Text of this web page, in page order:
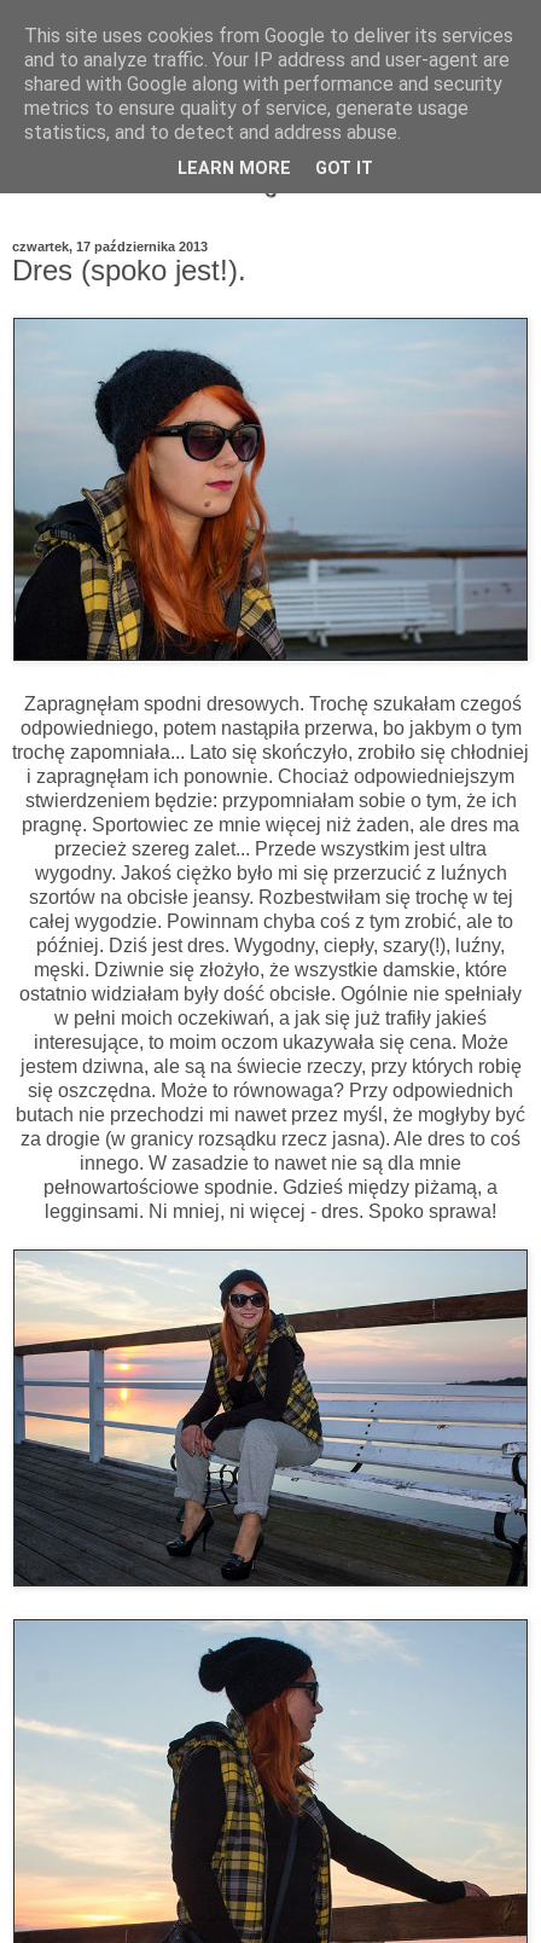
czwartek, 17 października 2013
Dres (spoko jest!).
Zapragnęłam spodni dresowych. Trochę szukałam czegoś
odpowiedniego, potem nastąpiła przerwa, bo jakbym o tym
trochę zapomniała... Lato się skończyło, zrobiło się chłodniej
i zapragnęłam ich ponownie. Chociaż odpowiedniejszym
stwierdzeniem będzie: przypomniałam sobie o tym, że ich
pragnę. Sportowiec ze mnie więcej niż żaden, ale dres ma
przecież szereg zalet... Przede wszystkim jest ultra
wygodny. Jakoś ciężko było mi się przerzucić z luźnych
szortów na obcisłe jeansy. Rozbestwiłam się trochę w tej
całej wygodzie. Powinnam chyba coś z tym zrobić, ale to
później. Dziś jest dres. Wygodny, ciepły, szary(!), luźny,
męski. Dziwnie się złożyło, że wszystkie damskie, które
ostatnio widziałam były dość obcisłe. Ogólnie nie spełniały
w pełni moich oczekiwań, a jak się już trafiły jakieś
interesujące, to moim oczom ukazywała się cena. Może
jestem dziwna, ale są na świecie rzeczy, przy których robię
się oszczędna. Może to równowaga? Przy odpowiednich
butach nie przechodzi mi nawet przez myśl, że mogłyby być
za drogie (w granicy rozsądku rzecz jasna). Ale dres to coś
innego. W zasadzie to nawet nie są dla mnie
pełnowartościowe spodnie. Gdzieś między piżamą, a
legginsami. Ni mniej, ni więcej - dres. Spoko sprawa!
This site uses cookies from Google to deliver its services
and to analyze traffic. Your IP address and user-agent are
shared with Google along with performance and security
metrics to ensure quality of service, generate usage
statistics, and to detect and address abuse.
LEARN MORE GOT IT